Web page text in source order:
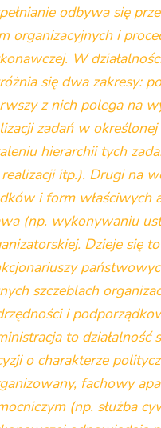
odbywa się
organizacyjnych i
W
się dwa zakresy:
z nich polega na
zadań w
hierarchii tych
itp.). Drugi na
i form właściwych
(np. wykonywaniu
Dzieje się
szczeblach
i
to działalność
o charakterze
fachowy
(np. służba